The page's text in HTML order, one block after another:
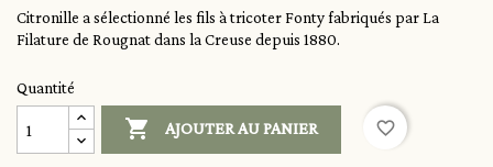
Citronille a sélectionné les fils à tricoter Fonty fabriqués par La
Filature de Rougnat dans la Creuse depuis 1880.
Quantité
 AJOUTER AU PANIER favorite_border